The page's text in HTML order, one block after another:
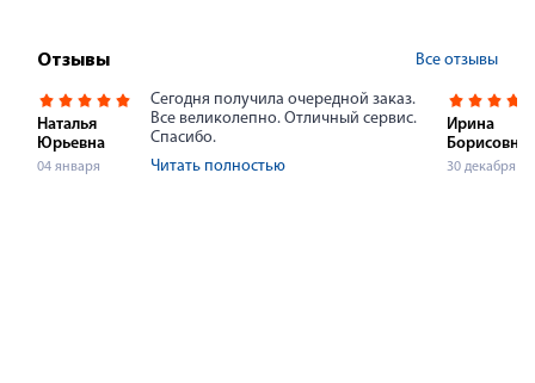
Отзывы Все отзывы
Наталья
Юрьевна
04 января
Сегодня получила очередной заказ.
Все великолепно. Отличный сервис.
Спасибо.
Читать полностью
Ирина
Борисовна
30 декабря